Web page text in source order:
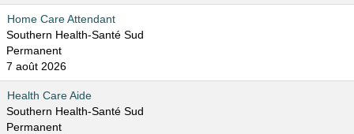
Home Care Attendant
Southern Health-Santé Sud
Permanent
7 août 2026
Health Care Aide
Southern Health-Santé Sud
Permanent